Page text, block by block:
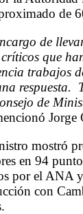
de
de
que
trabajos
respuesta.
de
Jorge
mostró
en 94
por el ANA
con